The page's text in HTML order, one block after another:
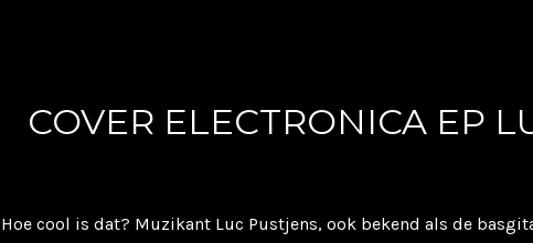
COVER ELECTRONICA EP
Hoe cool is dat? Muzikant Luc Pustjens, ook bekend als de